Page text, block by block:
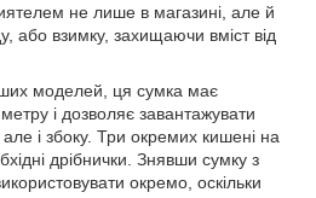
не лише в магазині, але й
або взимку, захищаючи вміст від
моделей, ця сумка має
і дозволяє завантажувати
і збоку. Три окремих кишені на
дрібнички. Знявши сумку з
окремо, оскільки